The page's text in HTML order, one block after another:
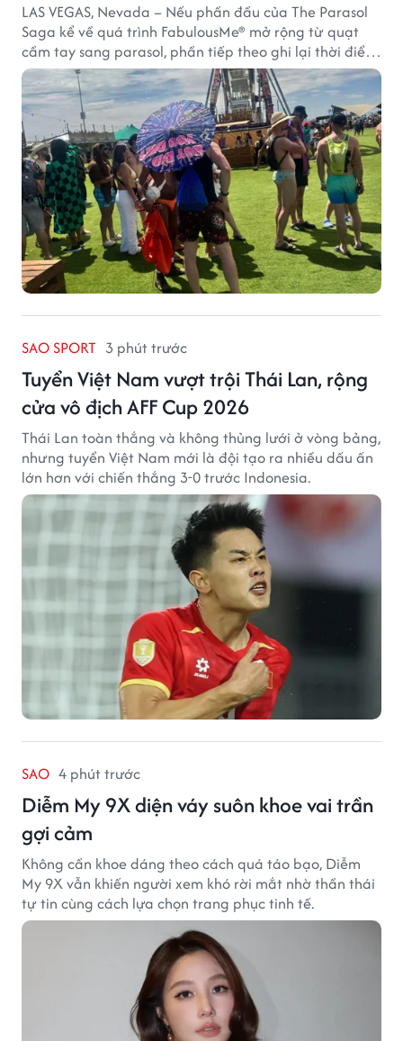
LAS VEGAS, Nevada – Nếu phần đầu của The Parasol
Saga kể về quá trình FabulousMe® mở rộng từ quạt
cầm tay sang parasol, phần tiếp theo ghi lại thời điểm
sản phẩm được thị trường đón nhận và dần vượt khỏi
công năng che nắng thông thường.
SAO SPORT 3 phút trước
Tuyển Việt Nam vượt trội Thái Lan, rộng
cửa vô địch AFF Cup 2026
Thái Lan toàn thắng và không thủng lưới ở vòng bảng,
nhưng tuyển Việt Nam mới là đội tạo ra nhiều dấu ấn
lớn hơn với chiến thắng 3-0 trước Indonesia.
SAO 4 phút trước
Diễm My 9X diện váy suôn khoe vai trần
gợi cảm
Không cần khoe dáng theo cách quá táo bạo, Diễm
My 9X vẫn khiến người xem khó rời mắt nhờ thần thái
tự tin cùng cách lựa chọn trang phục tinh tế.